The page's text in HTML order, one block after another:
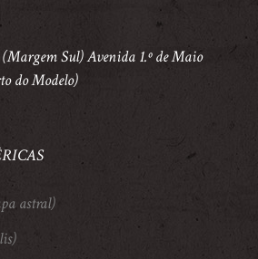
Sul) Avenida 1.º de Maio
do Modelo)
astral)